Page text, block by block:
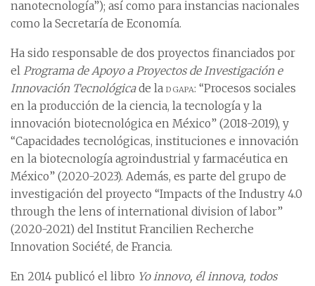
nanotecnología”); así como para instancias nacionales
como la Secretaría de Economía.
Ha sido responsable de dos proyectos financiados por
el Programa de Apoyo a Proyectos de Investigación e
Innovación Tecnológicade la dgapa: “Procesos sociales
en la producción de la ciencia, la tecnología y la
innovación biotecnológica en México” (2018-2019), y
“Capacidades tecnológicas, instituciones e innovación
en la biotecnología agroindustrial y farmacéutica en
México” (2020-2023). Además, es parte del grupo de
investigación del proyecto “Impacts of the Industry 4.0
through the lens of international division of labor”
(2020-2021) del Institut Francilien Recherche
Innovation Société, de Francia.
En 2014 publicó el libro Yo innovo, él innova, todos